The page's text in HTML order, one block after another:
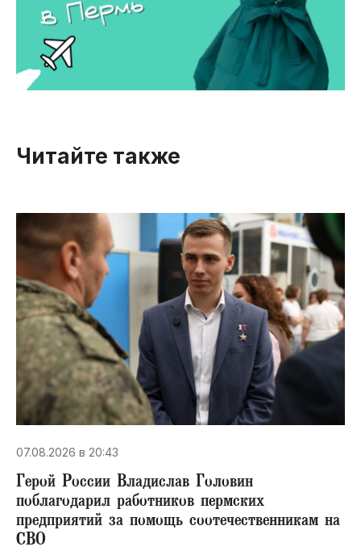
Читайте также
07.08.2026 в 20:43
Герой России Владислав Головин
поблагодарил работников пермских
предприятий за помощь соотечественникам на
СВО